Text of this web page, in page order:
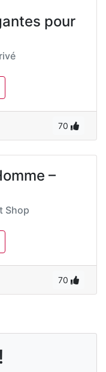
pour
70
–
Shop
70